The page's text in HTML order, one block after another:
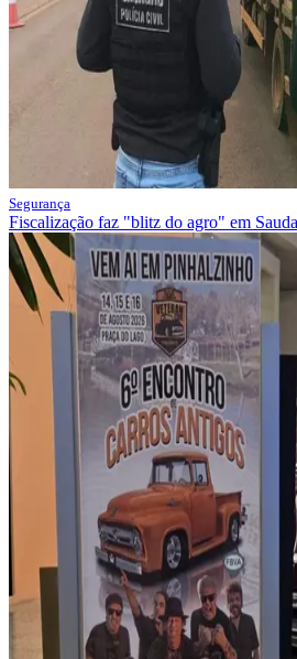
Segurança
Fiscalização faz "blitz do agro" em